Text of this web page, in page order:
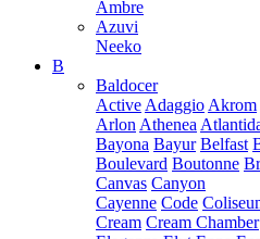
Ambre
Azuvi
Neeko
B
Baldocer
Active Adaggio Akrom
Arlon Athenea
Bayona Bayur Belfast
Boulevard Boutonne
Canvas Canyon
Cayenne Code
Cream Cream Chamber